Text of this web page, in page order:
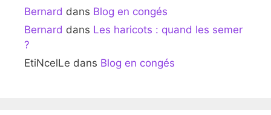
Bernard dans Blog en congés
Bernard dans Les haricots : quand les semer
?
EtiNcelLe dans Blog en congés